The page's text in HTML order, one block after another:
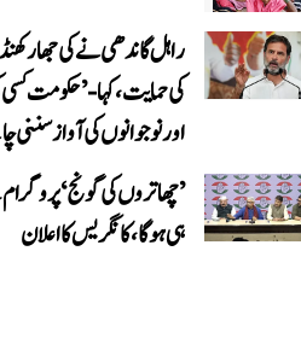
راہل گاندھی نے کی
کی حمایت، کہا- ’حکومت کسی
اور نوجوانوں کی آواز سننی
’چھاتروں کی گونج‘
ہی ہوگا، کانگریس کا اعلان